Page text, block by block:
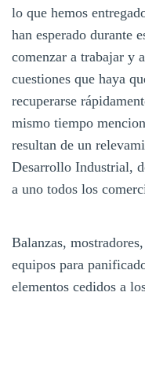
lo que hemos
han esperado durante
comenzar a trabajar y
cuestiones que haya
recuperarse
mismo tiempo
resultan de un
Desarrollo Industrial,
a uno todos los
Balanzas,
equipos para
elementos cedidos a